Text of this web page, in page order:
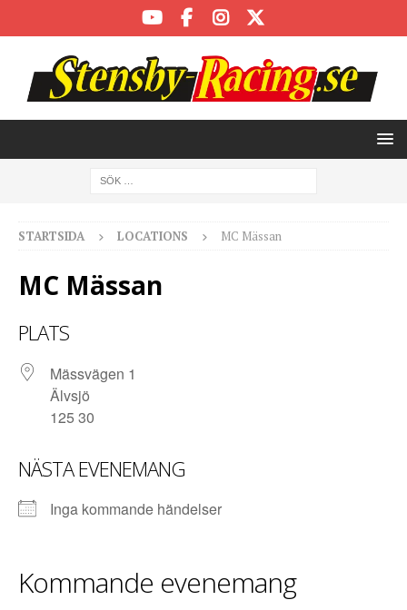
STARTSIDA LOCATIONS MC Mässan
MC Mässan
PLATS
Mässvägen 1
Älvsjö
125 30
NÄSTA EVENEMANG
Inga kommande händelser
Kommande evenemang